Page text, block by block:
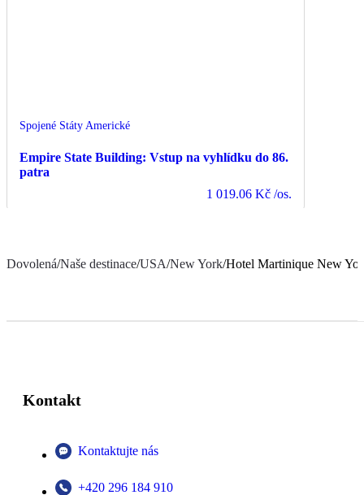
Spojené Státy Americké
Empire State Building: Vstup na vyhlídku do 86.
patra
1 019.06 Kč /os.
Dovolená/Naše destinace/USA/New York/Hotel Martinique New
Kontakt
Kontaktujte nás
+420 296 184 910